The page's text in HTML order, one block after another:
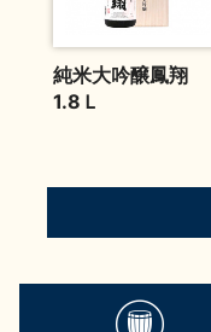
純米大吟醸鳳翔
1.8Ｌ